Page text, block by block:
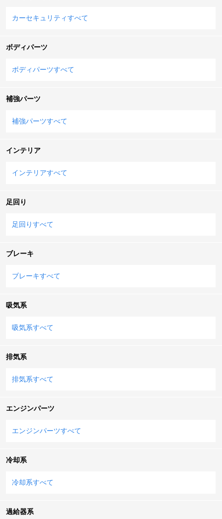
カーセキュリティすべて
ボディパーツ
ボディパーツすべて
補強パーツ
補強パーツすべて
インテリア
インテリアすべて
足回り
足回りすべて
ブレーキ
ブレーキすべて
吸気系
吸気系すべて
排気系
排気系すべて
エンジンパーツ
エンジンパーツすべて
冷却系
冷却系すべて
過給器系